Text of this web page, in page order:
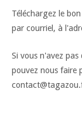
Téléchargez le
par courriel, à
Si vous n'avez
pouvez nous faire